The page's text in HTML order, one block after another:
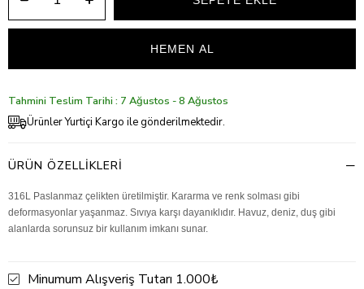
Tahmini Teslim Tarihi : 7 Ağustos - 8 Ağustos
Ürünler Yurtiçi Kargo ile gönderilmektedir.
ÜRÜN ÖZELLIKLERI
316L Paslanmaz çelikten üretilmiştir. Kararma ve renk solması gibi
deformasyonlar yaşanmaz. Sıvıya karşı dayanıklıdır. Havuz, deniz, duş gibi
alanlarda sorunsuz bir kullanım imkanı sunar.
Minumum Alışveriş Tutarı 1.000₺